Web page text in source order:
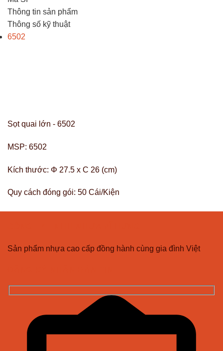
Thông tin sản phẩm
Thông số kỹ thuật
6502
Sọt quai lớn - 6502
MSP: 6502
Kích thước: Φ 27.5 x C 26 (cm)
Quy cách đóng gói: 50 Cái/Kiện
Sản phẩm nhựa cao cấp đồng hành cùng gia đình Việt